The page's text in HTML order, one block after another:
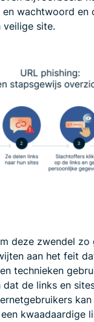
en wachtwoord en
veilige site.
deze zwendel
aan het feit
technieken
de links en
kwaadaardige